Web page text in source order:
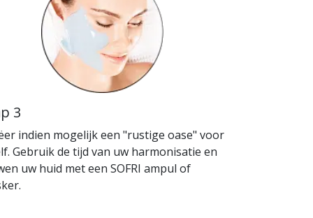
3
indien mogelijk een "rustige oase" voor
Gebruik de tijd van uw harmonisatie en
uw huid met een SOFRI ampul of